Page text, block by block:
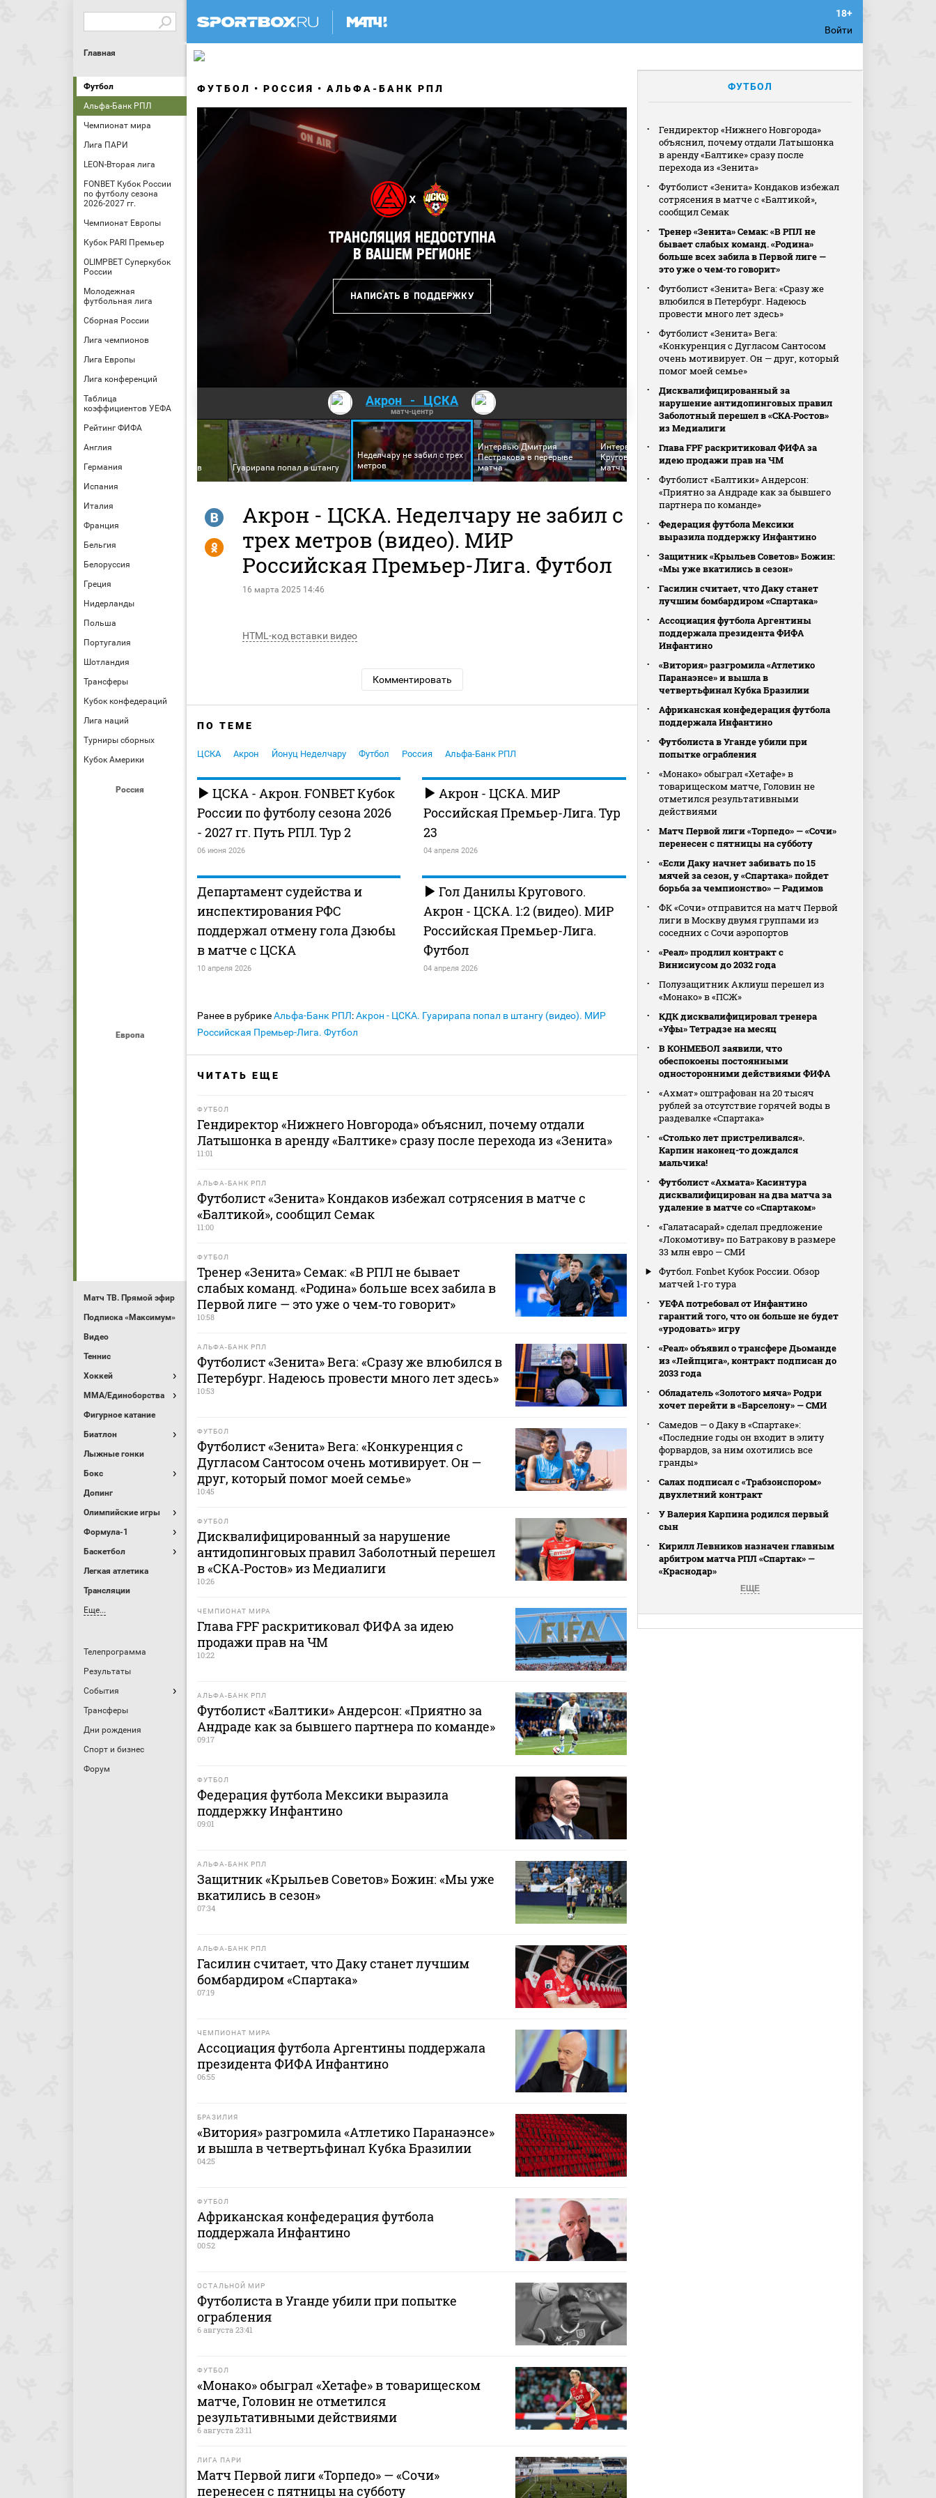
Войти
Главная
Футбол
Альфа-Банк РПЛ
Чемпионат мира
Лига ПАРИ
LEON-Вторая лига
FONBET Кубок России
по футболу сезона
2026-2027 гг.
Чемпионат Европы
Кубок PARI Премьер
OLIMPBET Суперкубок
России
Молодежная
футбольная лига
Сборная России
Лига чемпионов
Лига Европы
Лига конференций
Таблица
коэффициентов УЕФА
Рейтинг ФИФА
Англия
Германия
Испания
Италия
Франция
Бельгия
Белоруссия
Греция
Нидерланды
Польша
Португалия
Шотландия
Трансферы
Кубок конфедераций
Лига наций
Турниры сборных
Кубок Америки
Россия
Европа
Матч ТВ. Прямой эфир
Подписка «Максимум»
Видео
Теннис
Хоккей
MMA/Единоборства
Фигурное катание
Биатлон
Лыжные гонки
Бокс
Допинг
Олимпийские игры
Формула-1
Баскетбол
Легкая атлетика
Трансляции
Еще...
Телепрограмма
Результаты
События
Трансферы
Дни рождения
Спорт и бизнес
Форум
ФУТБОЛ РОССИЯ АЛЬФА-БАНК РПЛ
Акрон - ЦСКА
матч-центр
1:2. Владимир Хубулов Гуарирапа попал в штангу
Неделчару не забил с трех
метров
Интервью Дмитрия
Пестрякова в перерыве
матча
Интервью Данилы
Кругового в перерыве
матча
Интервью Игоря Акинфеева
после матча
Акрон - ЦСКА. Неделчару не забил с
трех метров (видео). МИР
Российская Премьер-Лига. Футбол
16 марта 2025 14:46
R
Y
HTML-код вставки видео
Комментировать
ПО ТЕМЕ
ЦСКА Акрон Йонуц Неделчару Футбол Россия Альфа-Банк РПЛ
ЦСКА - Акрон. FONBET Кубок
России по футболу сезона 2026
- 2027 гг. Путь РПЛ. Тур 2
06 июня 2026
Акрон - ЦСКА. МИР
Российская Премьер-Лига. Тур
23
04 апреля 2026
Департамент судейства и
инспектирования РФС
поддержал отмену гола Дзюбы
в матче с ЦСКА
10 апреля 2026
Гол Данилы Кругового.
Акрон - ЦСКА. 1:2 (видео). МИР
Российская Премьер-Лига.
Футбол
04 апреля 2026
Ранее в рубрикеАльфа-Банк РПЛ:Акрон - ЦСКА. Гуарирапа попал в штангу (видео). МИР
Российская Премьер-Лига. Футбол
ЧИТАТЬ ЕЩЕ
ФУТБОЛ
Гендиректор «Нижнего Новгорода» объяснил, почему отдали
Латышонка в аренду «Балтике» сразу после перехода из «Зенита»
11:01
АЛЬФА-БАНК РПЛ
Футболист «Зенита» Кондаков избежал сотрясения в матче с
«Балтикой», сообщил Семак
11:00
ФУТБОЛ
Тренер «Зенита» Семак: «В РПЛ не бывает
слабых команд. «Родина» больше всех забила в
Первой лиге — это уже о чем‑то говорит»
10:58
АЛЬФА-БАНК РПЛ
Футболист «Зенита» Вега: «Сразу же влюбился в
Петербург. Надеюсь провести много лет здесь»
10:53
ФУТБОЛ
Футболист «Зенита» Вега: «Конкуренция с
Дугласом Сантосом очень мотивирует. Он —
друг, который помог моей семье»
10:45
ФУТБОЛ
Дисквалифицированный за нарушение
антидопинговых правил Заболотный перешел
в «СКА‑Ростов» из Медиалиги
10:26
ЧЕМПИОНАТ МИРА
Глава FPF раскритиковал ФИФА за идею
продажи прав на ЧМ
10:22
АЛЬФА-БАНК РПЛ
Футболист «Балтики» Андерсон: «Приятно за
Андраде как за бывшего партнера по команде»
09:17
ФУТБОЛ
Федерация футбола Мексики выразила
поддержку Инфантино
09:01
АЛЬФА-БАНК РПЛ
Защитник «Крыльев Советов» Божин: «Мы уже
вкатились в сезон»
07:34
АЛЬФА-БАНК РПЛ
Гасилин считает, что Даку станет лучшим
бомбардиром «Спартака»
07:19
ЧЕМПИОНАТ МИРА
Ассоциация футбола Аргентины поддержала
президента ФИФА Инфантино
06:55
БРАЗИЛИЯ
«Витория» разгромила «Атлетико Паранаэнсе»
и вышла в четвертьфинал Кубка Бразилии
04:25
ФУТБОЛ
Африканская конфедерация футбола
поддержала Инфантино
00:52
ОСТАЛЬНОЙ МИР
Футболиста в Уганде убили при попытке
ограбления
6 августа 23:41
ФУТБОЛ
«Монако» обыграл «Хетафе» в товарищеском
матче, Головин не отметился
результативными действиями
6 августа 23:11
ЛИГА ПАРИ
Матч Первой лиги «Торпедо» — «Сочи»
перенесен с пятницы на субботу
ФУТБОЛ
Гендиректор «Нижнего Новгорода»
объяснил, почему отдали Латышонка
в аренду «Балтике» сразу после
перехода из «Зенита»
Футболист «Зенита» Кондаков избежал
сотрясения в матче с «Балтикой»,
сообщил Семак
Тренер «Зенита» Семак: «В РПЛ не
бывает слабых команд. «Родина»
больше всех забила в Первой лиге —
это уже о чем‑то говорит»
Футболист «Зенита» Вега: «Сразу же
влюбился в Петербург. Надеюсь
провести много лет здесь»
Футболист «Зенита» Вега:
«Конкуренция с Дугласом Сантосом
очень мотивирует. Он — друг, который
помог моей семье»
Дисквалифицированный за
нарушение антидопинговых правил
Заболотный перешел в «СКА‑Ростов»
из Медиалиги
Глава FPF раскритиковал ФИФА за
идею продажи прав на ЧМ
Футболист «Балтики» Андерсон:
«Приятно за Андраде как за бывшего
партнера по команде»
Федерация футбола Мексики
выразила поддержку Инфантино
Защитник «Крыльев Советов» Божин:
«Мы уже вкатились в сезон»
Гасилин считает, что Даку станет
лучшим бомбардиром «Спартака»
Ассоциация футбола Аргентины
поддержала президента ФИФА
Инфантино
«Витория» разгромила «Атлетико
Паранаэнсе» и вышла в
четвертьфинал Кубка Бразилии
Африканская конфедерация футбола
поддержала Инфантино
Футболиста в Уганде убили при
попытке ограбления
«Монако» обыграл «Хетафе» в
товарищеском матче, Головин не
отметился результативными
действиями
Матч Первой лиги «Торпедо» — «Сочи»
перенесен с пятницы на субботу
«Если Даку начнет забивать по 15
мячей за сезон, у «Спартака» пойдет
борьба за чемпионство» — Радимов
ФК «Сочи» отправится на матч Первой
лиги в Москву двумя группами из
соседних с Сочи аэропортов
«Реал» продлил контракт с
Винисиусом до 2032 года
Полузащитник Аклиуш перешел из
«Монако» в «ПСЖ»
КДК дисквалифицировал тренера
«Уфы» Тетрадзе на месяц
В КОНМЕБОЛ заявили, что
обеспокоены постоянными
односторонними действиями ФИФА
«Ахмат» оштрафован на 20 тысяч
рублей за отсутствие горячей воды в
раздевалке «Спартака»
«Столько лет пристреливался».
Карпин наконец-то дождался
мальчика!
Футболист «Ахмата» Касинтура
дисквалифицирован на два матча за
удаление в матче со «Спартаком»
«Галатасарай» сделал предложение
«Локомотиву» по Батракову в размере
33 млн евро — СМИ
Футбол. Fonbet Кубок России. Обзор
матчей 1-го тура
УЕФА потребовал от Инфантино
гарантий того, что он больше не будет
«уродовать» игру
«Реал» объявил о трансфере Дьоманде
из «Лейпцига», контракт подписан до
2033 года
Обладатель «Золотого мяча» Родри
хочет перейти в «Барселону» — СМИ
Самедов — о Даку в «Спартаке»:
«Последние годы он входит в элиту
форвардов, за ним охотились все
гранды»
Салах подписал с «Трабзонспором»
двухлетний контракт
У Валерия Карпина родился первый
сын
Кирилл Левников назначен главным
арбитром матча РПЛ «Спартак» —
«Краснодар»
ЕЩЕ